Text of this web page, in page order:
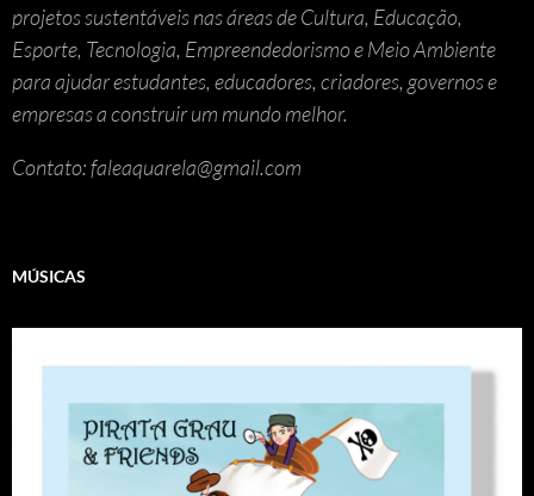
projetos sustentáveis nas áreas de Cultura, Educação,
Esporte, Tecnologia, Empreendedorismo e Meio Ambiente
para ajudar estudantes, educadores, criadores, governos e
empresas a construir um mundo melhor.
Contato: faleaquarela@gmail.com
MÚSICAS